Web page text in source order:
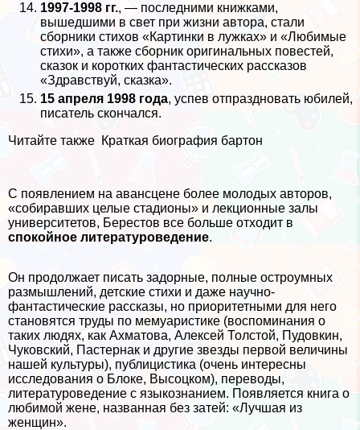
1997-1998 гг., — последними книжками,
вышедшими в свет при жизни автора, стали
сборники стихов «Картинки в лужках» и «Любимые
стихи», а также сборник оригинальных повестей,
сказок и коротких фантастических рассказов
«Здравствуй, сказка».
15 апреля 1998 года, успев отпраздновать юбилей,
писатель скончался.
Читайте также Краткая биография бартон
С появлением на авансцене более молодых авторов,
«собиравших целые стадионы» и лекционные залы
университетов, Берестов все больше отходит в
спокойное литературоведение.
Он продолжает писать задорные, полные остроумных
размышлений, детские стихи и даже научно-
фантастические рассказы, но приоритетными для него
становятся труды по мемуаристике (воспоминания о
таких людях, как Ахматова, Алексей Толстой, Пудовкин,
Чуковский, Пастернак и другие звезды первой величины
нашей культуры), публицистика (очень интересны
исследования о Блоке, Высоцком), переводы,
литературоведение с языкознанием. Появляется книга о
любимой жене, названная без затей: «Лучшая из
женщин».